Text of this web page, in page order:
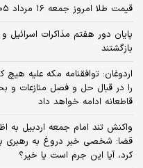
قیمت طلا امروز جمعه ۱۶ مرداد ۱۴۰۵/ افزایش قیمت طلا
پایان دور هفتم مذاکرات
بازگشتند
اردوغان: توافقنامه مکه علیه
را در قبال حل و فصل منازعات و
قاطعانه ادامه خواهد داد
واکنش تند امام جمعه اردبیل به
قضا: شخصی خبر دروغ به رهبری
کرد، آیا این جرم است یا خیر؟